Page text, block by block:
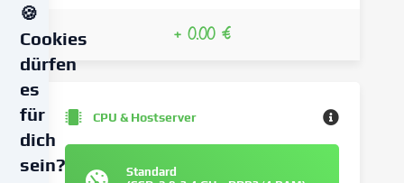
+ 0.00 €
CPU & Hostserver
Standard
🍪
Cookies
dürfen
es
für
dich
sein?